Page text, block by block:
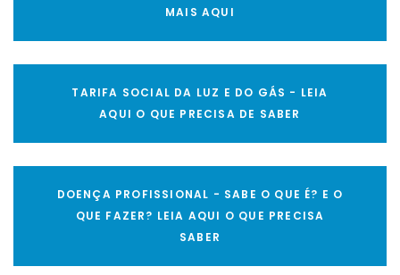
MAIS AQUI
TARIFA SOCIAL DA LUZ E DO GÁS - LEIA
AQUI O QUE PRECISA DE SABER
DOENÇA PROFISSIONAL - SABE O QUE É? E O
QUE FAZER? LEIA AQUI O QUE PRECISA
SABER